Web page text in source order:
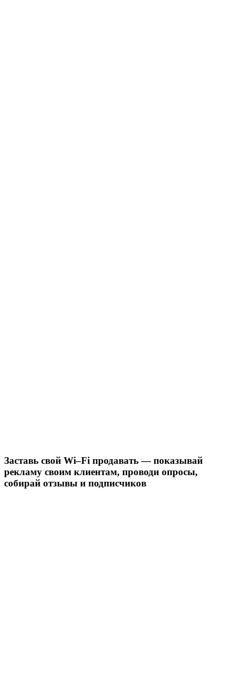
Заставь свой Wi–Fi продавать — показывай
рекламу своим клиентам, проводи опросы,
собирай отзывы и подписчиков